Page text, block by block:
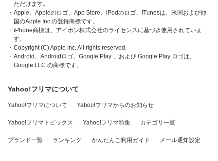
ただけます。
・Apple、Appleのロゴ、App Store、iPodのロゴ、iTunesは、米国および他
国のApple Inc.の登録商標です。
・iPhone商標は、アイホン株式会社のライセンスに基づき使用されていま
す。
・Copyright (C) Apple Inc. All rights reserved.
・Android、Androidロゴ、Google Play 、および Google Play ロゴは、
Google LLC の商標です。
Yahoo!フリマについて
Yahoo!フリマについて Yahoo!フリマからのお知らせ
Yahoo!フリマトピックス Yahoo!フリマ特集 カテゴリ一覧
ブランド一覧 ランキング かんたんご利用ガイド メール通知設定